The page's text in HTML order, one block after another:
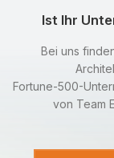
Ist Ihr
Bei uns
Fortune-500-
von Team